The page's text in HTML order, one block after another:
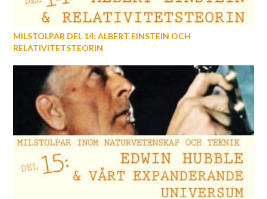
MILSTOLPAR DEL 14: ALBERT EINSTEIN OCH
RELATIVITETSTEORIN